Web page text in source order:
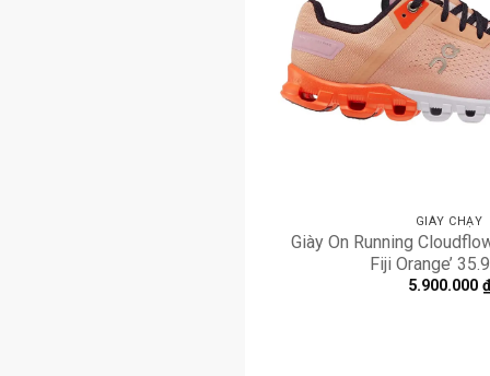
GIÀY CHẠY
Giày On Running
Fiji Orange’
5.900.000 ₫